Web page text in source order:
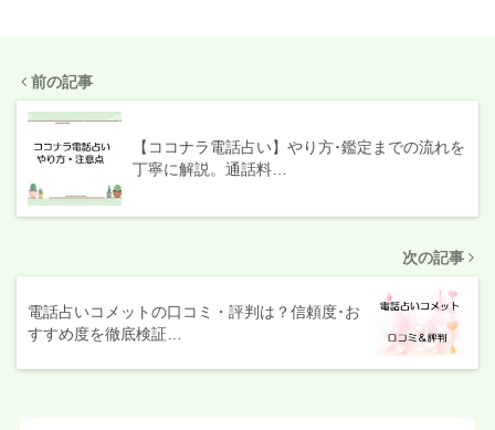
前の記事
【ココナラ電話占い】やり方･鑑定までの流れを
丁寧に解説。通話料…
次の記事
電話占いコメットの口コミ・評判は？信頼度･お
すすめ度を徹底検証…